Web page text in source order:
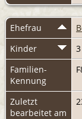
Ehefrau
Kinder
Familien-
Kennung
Zuletzt
bearbeitet am